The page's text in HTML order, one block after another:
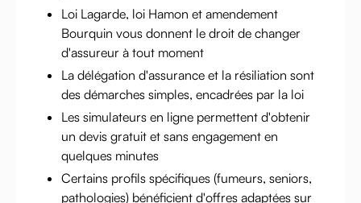
Loi Lagarde, loi Hamon et amendement
Bourquin vous donnent le droit de changer
d'assureur à tout moment
La délégation d'assurance et la résiliation sont
des démarches simples, encadrées par la loi
Les simulateurs en ligne permettent d'obtenir
un devis gratuit et sans engagement en
quelques minutes
Certains profils spécifiques (fumeurs, seniors,
pathologies) bénéficient d'offres adaptées sur